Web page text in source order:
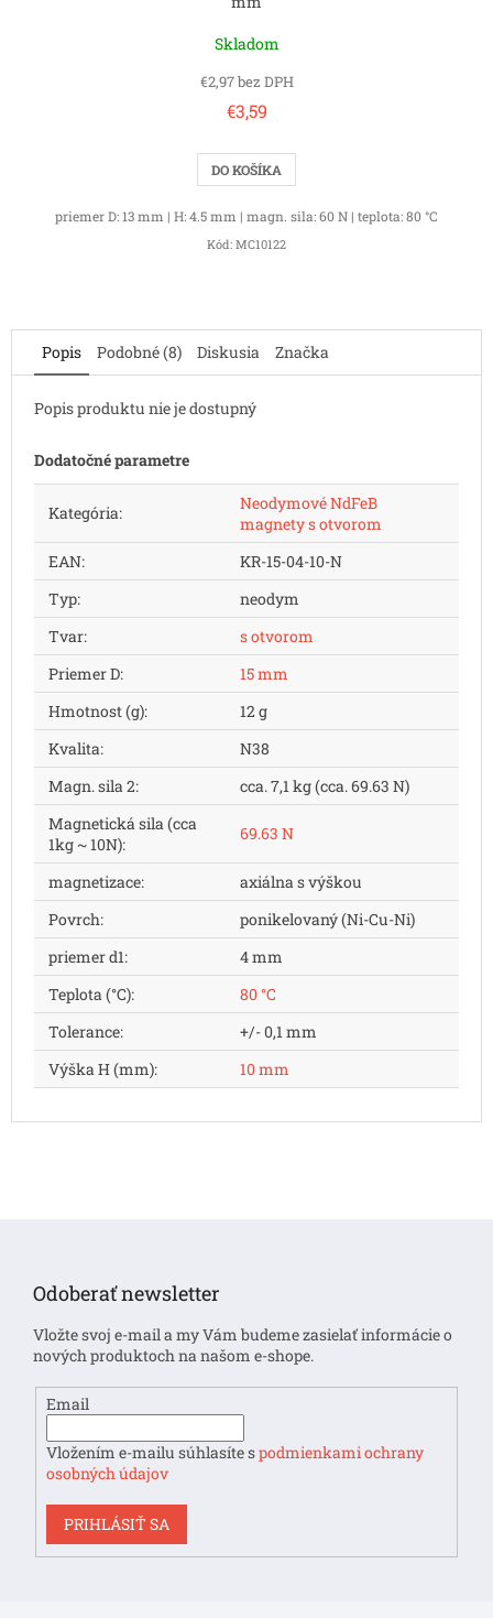
Skladom
€2,97 bez DPH
€3,59
DO KOŠÍKA
priemer D: 13 mm | H: 4.5 mm | magn. sila: 60 N | teplota: 80 °C
Kód: MC10122
Popis Podobné (8) Diskusia Značka
Popis produktu nie je dostupný
Dodatočné parametre
Kategória:
Neodymové NdFeB
magnety s otvorom
EAN:
KR-15-04-10-N
Typ:
neodym
Tvar:
s otvorom
Priemer D:
15 mm
Hmotnost (g):
12 g
Kvalita:
N38
Magn. sila 2:
cca. 7,1 kg (cca. 69.63 N)
Magnetická sila (cca
1kg ~ 10N):
69.63 N
magnetizace:
axiálna s výškou
Povrch:
ponikelovaný (Ni-Cu-Ni)
priemer d1:
4 mm
Teplota (°C):
80 °C
Tolerance:
+/- 0,1 mm
Výška H (mm): 10 mm
Odoberať newsletter
Vložte svoj e-mail a my Vám budeme zasielať informácie o
nových produktoch na našom e-shope.
Email
Vložením e-mailu súhlasíte spodmienkami ochrany
osobných údajov
PRIHLÁSIŤ SA